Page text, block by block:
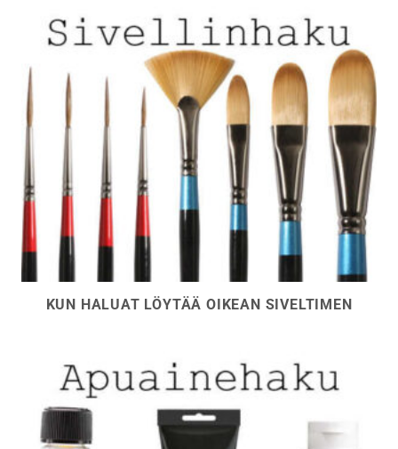
KUN HALUAT LÖYTÄÄ OIKEAN SIVELTIMEN